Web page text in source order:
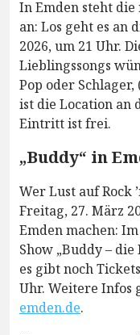
In Emden steht
an: Los geht es an
2026, um 21 Uhr.
Lieblingssongs
Pop oder
ist die Location an
Eintritt ist frei.
„Buddy“ in
Wer Lust auf Rock
Freitag, 27. März
Emden machen:
Show „Buddy –
es gibt noch
Uhr. Weitere Infos
emden.de.